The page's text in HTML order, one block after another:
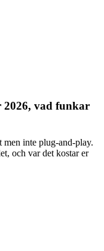
vad funkar
inte plug-and-play.
och var det kostar er